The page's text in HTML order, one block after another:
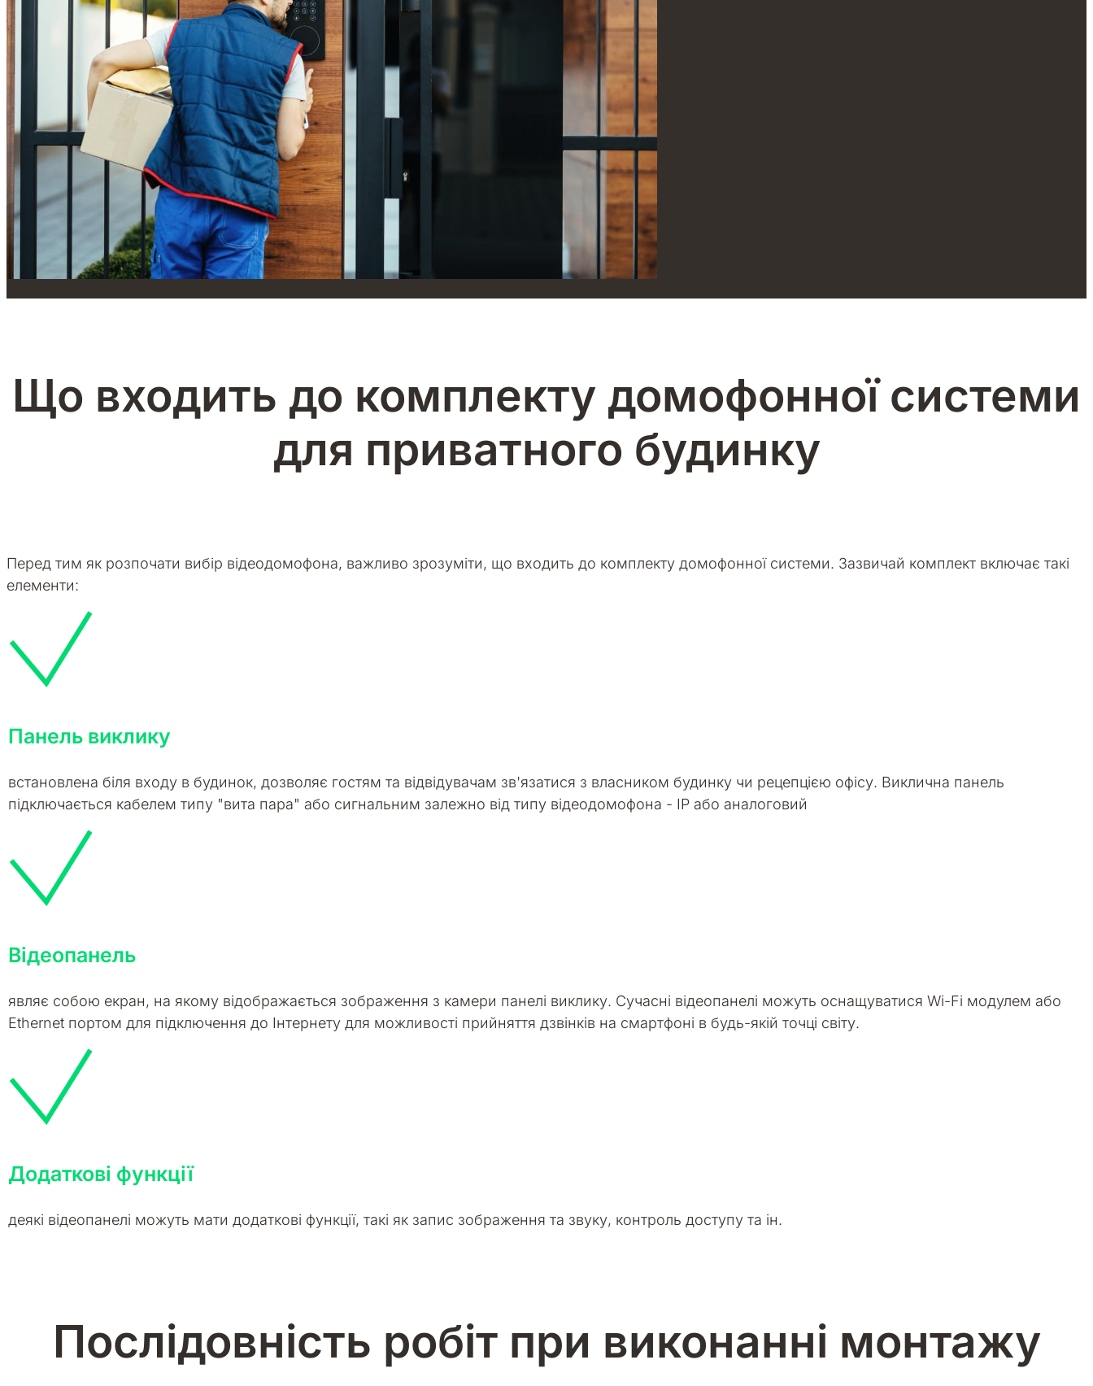
Що входить до комплекту домофонної системи
для приватного будинку
Перед тим як розпочати вибір відеодомофона, важливо зрозуміти, що входить до комплекту домофонної системи. Зазвичай комплект включає такі
елементи:
Панель виклику
встановлена біля входу в будинок, дозволяє гостям та відвідувачам зв'язатися з власником будинку чи рецепцією офісу. Виклична панель
підключається кабелем типу "вита пара" або сигнальним залежно від типу відеодомофона - IP або аналоговий
Відеопанель
являє собою екран, на якому відображається зображення з камери панелі виклику. Сучасні відеопанелі можуть оснащуватися Wi-Fi модулем або
Ethernet портом для підключення до Інтернету для можливості прийняття дзвінків на смартфоні в будь-якій точці світу.
Додаткові функції
деякі відеопанелі можуть мати додаткові функції, такі як запис зображення та звуку, контроль доступу та ін.
Послідовність робіт при виконанні монтажу